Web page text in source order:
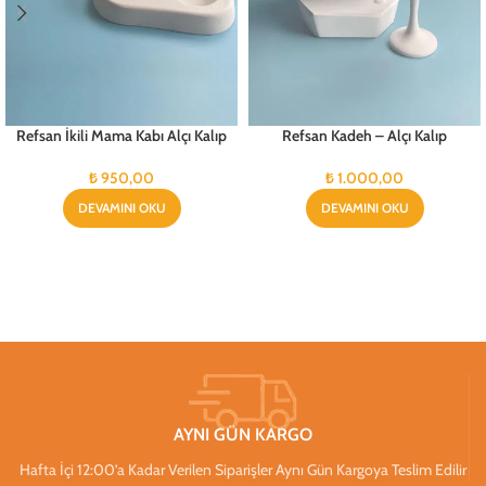
Refsan İkili Mama Kabı Alçı Kalıp
₺950,00
DEVAMINI OKU
Refsan Kadeh – Alçı Kalıp
₺1.000,00
DEVAMINI OKU
AYNI GÜN KARGO
Hafta İçi 12:00’a Kadar Verilen Siparişler Aynı Gün Kargoya Teslim Edilir